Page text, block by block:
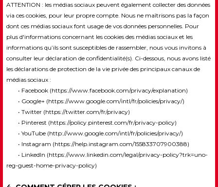
ATTENTION : les médias sociaux peuvent également collecter des données
via ces cookies, pour leur propre compte. Nous ne maîtrisons pas la façon
dont ces médias sociaux font usage de vos données personnelles. Pour
plus d'informations concernant les cookies des médias sociaux et les
informations qu’ils sont susceptibles de rassembler, nous vous invitons à
consulter leur déclaration de confidentialité(s). Ci-dessous, nous avons listé
les déclarations de protection de la vie privée des principaux canaux de
médias sociaux :
• Facebook (https://www.facebook.com/privacy/explanation)
• Google+ (https://www.google.com/intl/fr/policies/privacy/)
• Twitter (https://twitter.com/fr/privacy)
• Pinterest (https://policy.pinterest.com/fr/privacy-policy)
• YouTube (http://www.google.com/intl/fr/policies/privacy/)
• Instagram (https://help.instagram.com/155833707900388)
• LinkedIn (https://www.linkedin.com/legal/privacy-policy?trk=uno-
reg-guest-home-privacy-policy)